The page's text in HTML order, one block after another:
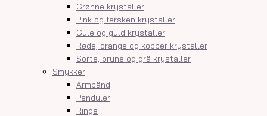
Grønne krystaller
Pink og fersken krystaller
Gule og guld krystaller
Røde, orange og kobber krystaller
Sorte, brune og grå krystaller
Smykker
Armbånd
Penduler
Ringe